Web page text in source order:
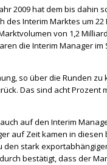
2009 hat dem bis dahin
Interim Marktes um
von 1,2
die Interim Manager
so über die Runden
Das sind acht Prozent
auf den Interim
Zeit kamen in
stark
bestätigt, dass der